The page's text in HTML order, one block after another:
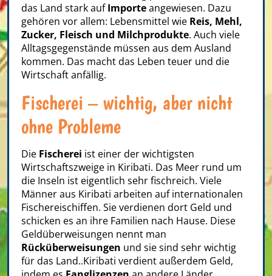
das Land stark aufImporteangewiesen. Dazu
gehören vor allem: Lebensmittel wie Reis, Mehl,
Zucker, Fleisch und Milchprodukte. Auch viele
Alltagsgegenstände müssen aus dem Ausland
kommen. Das macht das Leben teuer und die
Wirtschaft anfällig.
Fischerei – wichtig, aber nicht
ohne Probleme
Die Fischerei ist einer der wichtigsten
Wirtschaftszweige in Kiribati. Das Meer rund um
die Inseln ist eigentlich sehr fischreich. Viele
Männer aus Kiribati arbeiten auf internationalen
Fischereischiffen. Sie verdienen dort Geld und
schicken es an ihre Familien nach Hause. Diese
Geldüberweisungen nennt man
Rücküberweisungen und sie sind sehr wichtig
für das Land..Kiribati verdient außerdem Geld,